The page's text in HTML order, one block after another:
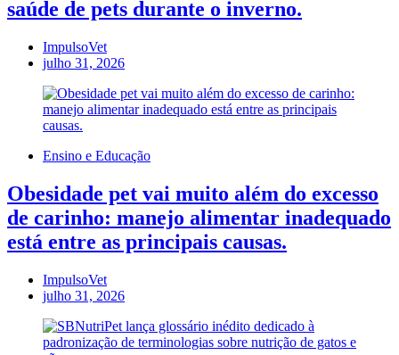
saúde de pets durante o inverno.
ImpulsoVet
julho 31, 2026
Ensino e Educação
Obesidade pet vai muito além do excesso
de carinho: manejo alimentar inadequado
está entre as principais causas.
ImpulsoVet
julho 31, 2026